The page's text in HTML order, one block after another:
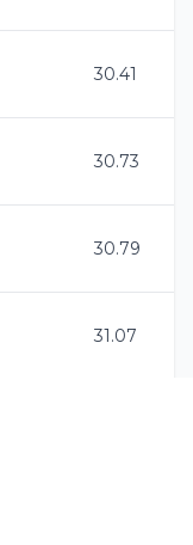
30.41
30.73
30.79
31.07